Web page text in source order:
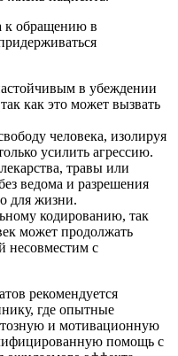
к обращению в
в убеждении
как это может вызвать
человека, изолируя
усилить агрессию.
травы или
ведома и разрешения
для жизни.
кодированию, так
может продолжать
несовместим с
рекомендуется
где опытные
и мотивационную
помощь с